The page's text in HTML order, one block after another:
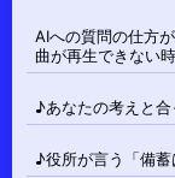
AIへの質問の仕方
曲が再生できない
♪あなたの考えと
♪役所が言う「備